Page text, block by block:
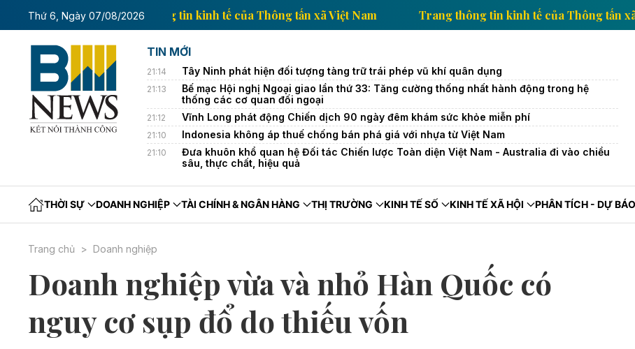
Thứ 6, Ngày 07/08/2026 Trang thông tin kinh tế của Thông tấn xã Việt Nam Trang thông tin kinh tế của
TIN MỚI
21:14 Tây Ninh phát hiện đối tượng tàng trữ trái phép vũ khí quân dụng
21:13
Bế mạc Hội nghị Ngoại giao lần thứ 33: Tăng cường thống nhất hành động trong hệ
thống các cơ quan đối ngoại
21:12 Vĩnh Long phát động Chiến dịch 90 ngày đêm khám sức khỏe miễn phí
21:10 Indonesia không áp thuế chống bán phá giá với nhựa từ Việt Nam
21:10
Đưa khuôn khổ quan hệ Đối tác Chiến lược Toàn diện Việt Nam - Australia đi vào chiều
sâu, thực chất, hiệu quả
THỜI SỰ DOANH NGHIỆP TÀI CHÍNH & NGÂN HÀNG THỊ TRƯỜNG KINH TẾ SỐ KINH TẾ XÃ HỘI PHÂN TÍCH - DỰ BÁO
Trang chủ Doanh nghiệp
Doanh nghiệp vừa và nhỏ Hàn Quốc có
nguy cơ sụp đổ do thiếu vốn